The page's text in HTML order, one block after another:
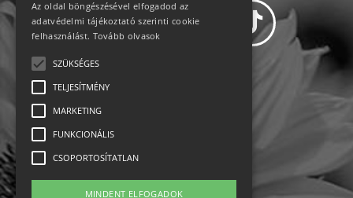
Impresszum-kapcsolat
Jogi nyilatkozat
Az oldal böngészésével elfogadod az
adatvédelmi tájékoztató szerinti cookie
felhasználást. Tovább olvasok
SZÜKSÉGES
TELJESÍTMÉNY
MARKETING
FUNKCIONÁLIS
CSOPORTOSÍTATLAN
MINDENT ELFOGADOK